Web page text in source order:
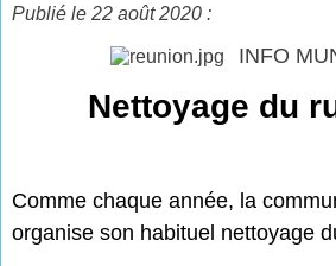
Publié le 22 août 2020 :
INFO
Nettoyage du
Comme chaque année, la
organise son habituel nettoyage